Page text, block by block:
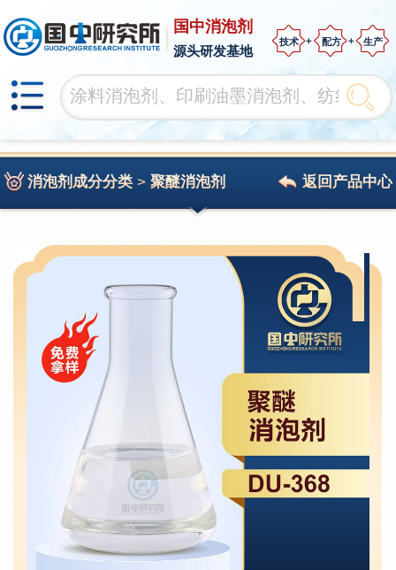
国中消泡剂
源头研发基地
技术 配方 生产
消泡剂成分分类> 聚醚消泡剂 返回产品中心